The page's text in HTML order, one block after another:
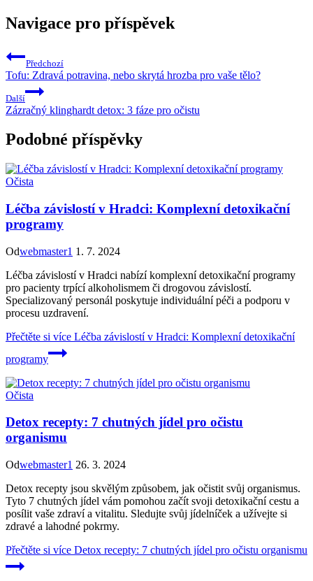
Navigace pro příspěvek
Předchozí
Tofu: Zdravá potravina, nebo skrytá hrozba pro vaše tělo?
Další
Zázračný klinghardt detox: 3 fáze pro očistu
Podobné příspěvky
Očista
Léčba závislostí v Hradci: Komplexní detoxikační
programy
Odwebmaster1 1. 7. 2024
Léčba závislostí v Hradci nabízí komplexní detoxikační programy
pro pacienty trpící alkoholismem či drogovou závislostí.
Specializovaný personál poskytuje individuální péči a podporu v
procesu uzdravení.
Přečtěte si více Léčba závislostí v Hradci: Komplexní detoxikační
programy
Očista
Detox recepty: 7 chutných jídel pro očistu
organismu
Odwebmaster1 26. 3. 2024
Detox recepty jsou skvělým způsobem, jak očistit svůj organismus.
Tyto 7 chutných jídel vám pomohou začít svoji detoxikační cestu a
posílit vaše zdraví a vitalitu. Sledujte svůj jídelníček a užívejte si
zdravé a lahodné pokrmy.
Přečtěte si více Detox recepty: 7 chutných jídel pro očistu organismu